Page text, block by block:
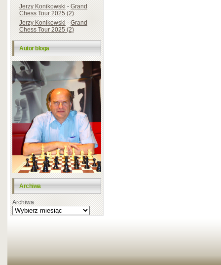
Jerzy Konikowski-Grand
Chess Tour 2025 (2)
Jerzy Konikowski-Grand
Chess Tour 2025 (2)
Autor bloga
Archiwa
Archiwa